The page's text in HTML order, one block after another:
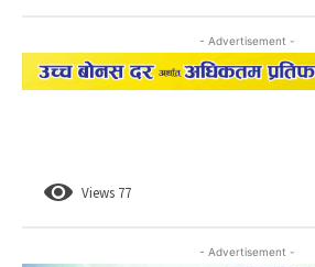
- Advertisement -
Views 77
- Advertisement -